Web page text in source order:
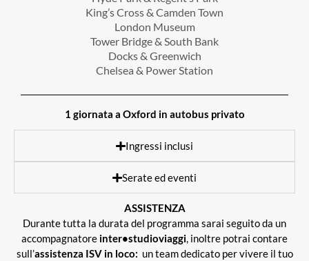
King’s Cross & Camden Town
London Museum
Tower Bridge & South Bank
Docks & Greenwich
Chelsea & Power Station
1 giornata a Oxford in autobus privato
Ingressi inclusi
Serate ed eventi
ASSISTENZA
Durante tutta la durata del programma sarai seguito da un
accompagnatore inter•studioviaggi, inoltre potrai contare
sull’assistenza ISV in loco: un team dedicato per vivere il tuo